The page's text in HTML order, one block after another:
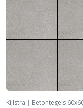
Kijlstra | Betontegels